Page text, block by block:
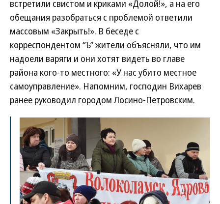
встретили свистом и криками «Долой!», а на его
обещания разобраться с проблемой ответили
массовым «Закрыть!». В беседе с
корреспондентом “Ъ” жители объясняли, что им
надоели варяги и они хотят видеть во главе
района кого-то местного: «У нас убито местное
самоуправление». Напомним, господин Вихарев
ранее руководил городом Лосино-Петровским.